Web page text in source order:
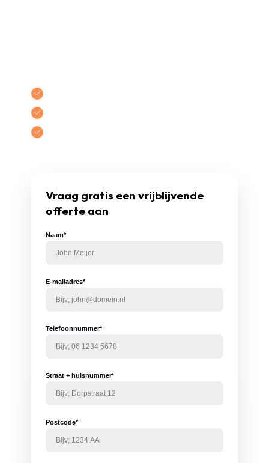
Vraag gratis een vrijblijvende
offerte aan
Naam*
E-mailadres*
Telefoonnummer*
Straat + huisnummer*
Postcode*